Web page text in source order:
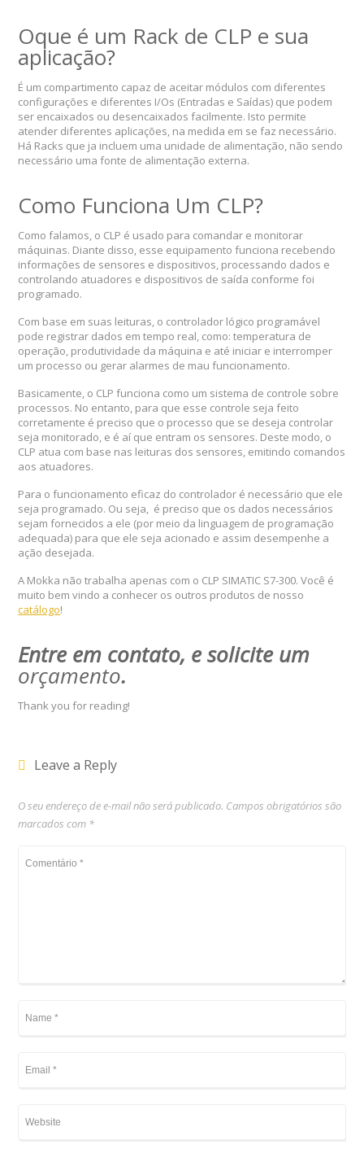
Oque é um Rack de CLP e sua
aplicação?
É um compartimento capaz de aceitar módulos com diferentes
configurações e diferentes I/Os (Entradas e Saídas) que podem
ser encaixados ou desencaixados facilmente. Isto permite
atender diferentes aplicações, na medida em se faz necessário.
Há Racks que ja incluem uma unidade de alimentação, não sendo
necessário uma fonte de alimentação externa.
Como Funciona Um CLP?
Como falamos, o CLP é usado para comandar e monitorar
máquinas. Diante disso, esse equipamento funciona recebendo
informações de sensores e dispositivos, processando dados e
controlando atuadores e dispositivos de saída conforme foi
programado.
Com base em suas leituras, o controlador lógico programável
pode registrar dados em tempo real, como: temperatura de
operação, produtividade da máquina e até iniciar e interromper
um processo ou gerar alarmes de mau funcionamento.
Basicamente, o CLP funciona como um sistema de controle sobre
processos. No entanto, para que esse controle seja feito
corretamente é preciso que o processo que se deseja controlar
seja monitorado, e é aí que entram os sensores. Deste modo, o
CLP atua com base nas leituras dos sensores, emitindo comandos
aos atuadores.
Para o funcionamento eficaz do controlador é necessário que ele
seja programado. Ou seja, é preciso que os dados necessários
sejam fornecidos a ele (por meio da linguagem de programação
adequada) para que ele seja acionado e assim desempenhe a
ação desejada.
A Mokka não trabalha apenas com o CLP SIMATIC S7-300. Você é
muito bem vindo a conhecer os outros produtos de nosso
catálogo!
Entre em contato, e solicite um
orçamento.
Thank you for reading!
Leave a Reply
O seu endereço de e-mail não será publicado. Campos obrigatórios são
marcados com *